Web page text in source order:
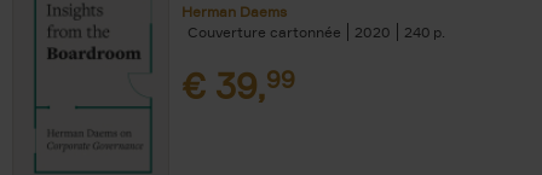
Herman Daems
Couverture cartonnée
2020 240
€ 39,99